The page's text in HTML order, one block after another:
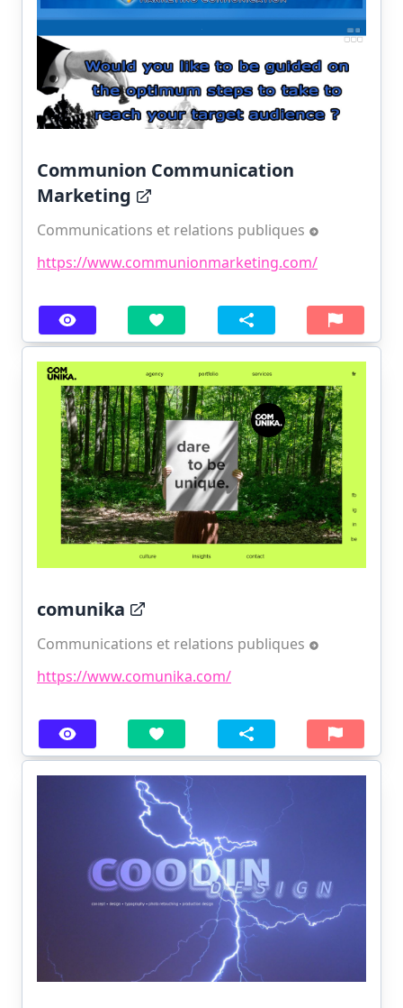
Communion Communication
Marketing
Communications et relations publiques
https://www.communionmarketing.com/
comunika
Communications et relations publiques
https://www.comunika.com/